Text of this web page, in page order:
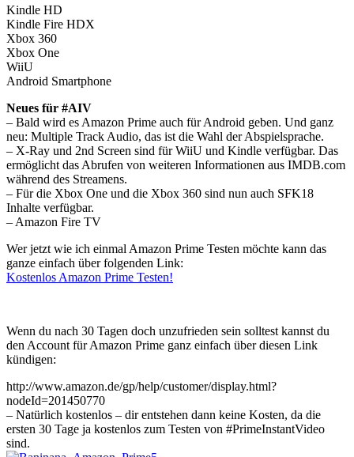
Kindle HD
Kindle Fire HDX
Xbox 360
Xbox One
WiiU
Android Smartphone
Neues für #AIV
– Bald wird es Amazon Prime auch für Android geben. Und ganz
neu: Multiple Track Audio, das ist die Wahl der Abspielsprache.
– X-Ray und 2nd Screen sind für WiiU und Kindle verfügbar. Das
ermöglicht das Abrufen von weiteren Informationen aus IMDB.com
während des Streamens.
– Für die Xbox One und die Xbox 360 sind nun auch SFK18
Inhalte verfügbar.
– Amazon Fire TV
Wer jetzt wie ich einmal Amazon Prime Testen möchte kann das
ganze einfach über folgenden Link:
Kostenlos Amazon Prime Testen!
Wenn du nach 30 Tagen doch unzufrieden sein solltest kannst du
den Account für Amazon Prime ganz einfach über diesen Link
kündigen:
http://www.amazon.de/gp/help/customer/display.html?
nodeId=201450770
– Natürlich kostenlos – dir entstehen dann keine Kosten, da die
ersten 30 Tage ja kostenlos zum Testen von #PrimeInstantVideo
sind.